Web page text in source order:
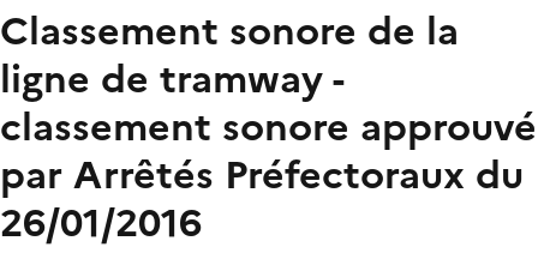
Classement sonore de la
ligne de tramway -
classement sonore approuvé
par Arrêtés Préfectoraux du
26/01/2016